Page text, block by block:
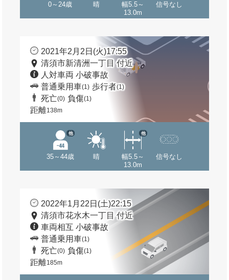
0～24歳 晴
幅5.5～
13.0m
信号なし
2021年2月2日(火)17:55
清須市新清洲一丁目 付近
人対車両 小破事故
普通乗用車(1) 歩行者(1)
死亡(0) 負傷(1)
距離138m
35～44歳
他
晴
幅5.5～
13.0m
他
信号なし
2022年1月22日(土)22:15
清須市花水木一丁目 付近
車両相互 小破事故
普通乗用車(1)
死亡(0) 負傷(1)
距離185m